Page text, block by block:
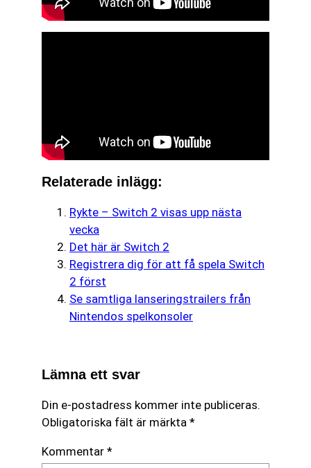
Relaterade inlägg:
Rykte – Switch 2 visas upp nästa
vecka
Det här är Switch 2
Registrera dig för att få spela Switch
2 först
Se samtliga lanseringstrailers från
Nintendos spelkonsoler
Lämna ett svar
Din e-postadress kommer inte publiceras.
Obligatoriska fält är märkta *
Kommentar *